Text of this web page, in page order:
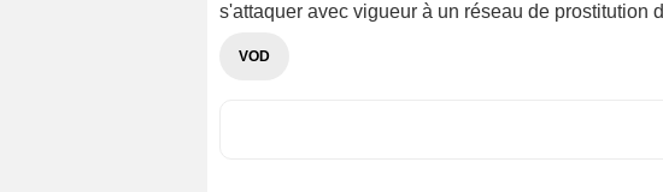
s'attaquer avec vigueur à un réseau de prostitution
VOD